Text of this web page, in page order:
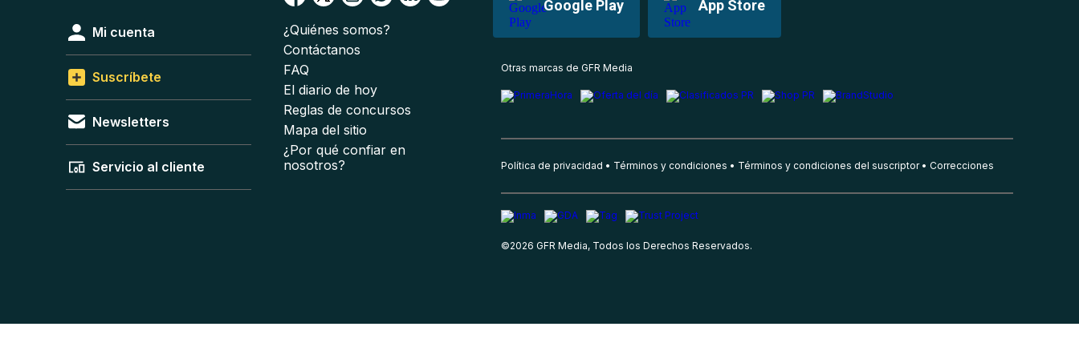
Google Play App Store
Mi cuenta
Suscríbete
Newsletters
Servicio al cliente
¿Quiénes somos?
Contáctanos
FAQ
El diario de hoy
Reglas de concursos
Mapa del sitio
¿Por qué confiar en
nosotros?
Otras marcas de GFR Media
Política de privacidad Términos y condiciones Términos y condiciones del suscriptor Correcciones
©2026 GFR Media, Todos los Derechos Reservados.